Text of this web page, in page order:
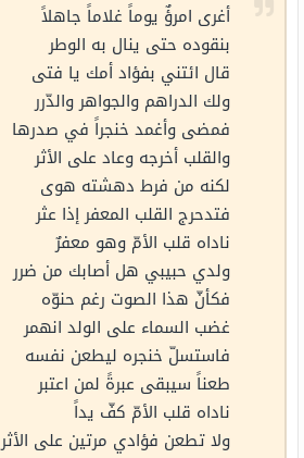
أغرى امرؤٌ يوماً غلاماً جاهلاً
بنقوده حتى ينال به الوطر
قال ائتني بفؤاد أمك يا فتى
ولك الدراهم والجواهر والدّرر
فمضى وأغمد خنجراً في صدرها
والقلب أخرجه وعاد على الأثر
لكنه من فرط دهشته هوى
فتدحرج القلب المعفر إذا عثر
ناداه قلب الأمّ وهو معفرٌ
ولدي حبيبي هل أصابك من ضرر
فكأنّ هذا الصوت رغم حنوّه
غضب السماء على الولد انهمر
فاستسلّ خنجره ليطعن نفسه
طعناً سيبقى عبرةً لمن اعتبر
ناداه قلب الأمّ كفّ يداً
ولا تطعن فؤادي مرتين على الأثر